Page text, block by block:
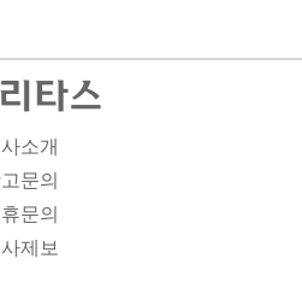
소개
문의
문의
제보